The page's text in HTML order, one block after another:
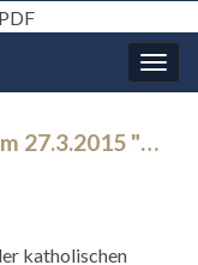
27.3.2015 "…
katholischen